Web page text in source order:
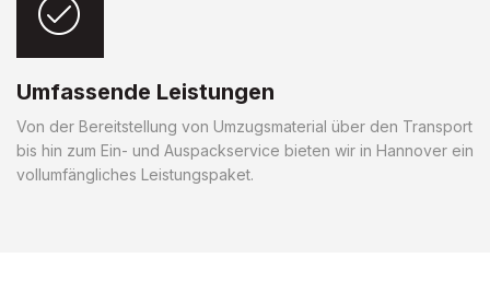
Umfassende Leistungen
Von der Bereitstellung von Umzugsmaterial über den Transport
bis hin zum Ein- und Auspackservice bieten wir in Hannover ein
vollumfängliches Leistungspaket.